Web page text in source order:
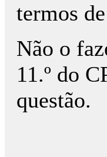
termos
Não o
11.º do
questão.